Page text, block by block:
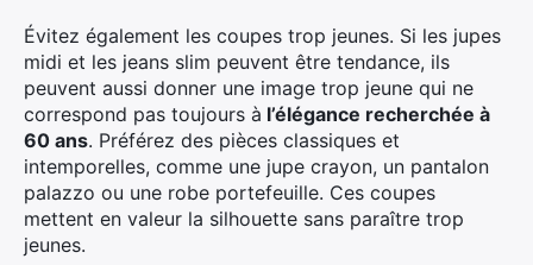
Évitez également les coupes trop jeunes. Si les jupes
midi et les jeans slim peuvent être tendance, ils
peuvent aussi donner une image trop jeune qui ne
correspond pas toujours à l’élégance recherchée à
60 ans. Préférez des pièces classiques et
intemporelles, comme une jupe crayon, un pantalon
palazzo ou une robe portefeuille. Ces coupes
mettent en valeur la silhouette sans paraître trop
jeunes.